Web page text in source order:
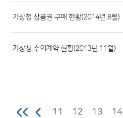
조
기상청 상품권 구매 현황(2014년 8월)
기상청 수의계약 현황(2013년 11월)
11 12 13 14